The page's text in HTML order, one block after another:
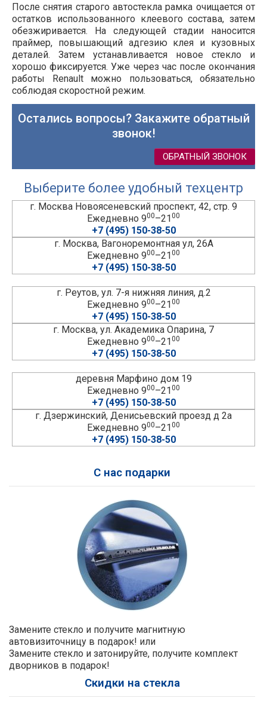
После снятия старого автостекла рамка очищается от
остатков использованного клеевого состава, затем
обезжиривается. На следующей стадии наносится
праймер, повышающий адгезию клея и кузовных
деталей. Затем устанавливается новое стекло и
хорошо фиксируется. Уже через час после окончания
работы Renault можно пользоваться, обязательно
соблюдая скоростной режим.
Остались вопросы? Закажите обратный
звонок!
ОБРАТНЫЙ ЗВОНОК
Выберите более удобный техцентр
г. Москва Новоясеневский проспект, 42, стр. 9
Ежедневно 900–2100
+7 (495) 150-38-50
г. Москва, Вагоноремонтная ул, 26А
Ежедневно 900–2100
+7 (495) 150-38-50
г. Реутов, ул. 7-я нижняя линия, д.2
Ежедневно 900–2100
+7 (495) 150-38-50
г. Москва, ул. Академика Опарина, 7
Ежедневно 900–2100
+7 (495) 150-38-50
деревня Марфино дом 19
Ежедневно 900–2100
+7 (495) 150-38-50
г. Дзержинский, Денисьевский проезд д 2а
Ежедневно 900–2100
+7 (495) 150-38-50
С нас подарки
Замените стекло и получите магнитную
автовизиточницу в подарок! или
Замените стекло и затонируйте, получите комплект
дворников в подарок!
Скидки на стекла